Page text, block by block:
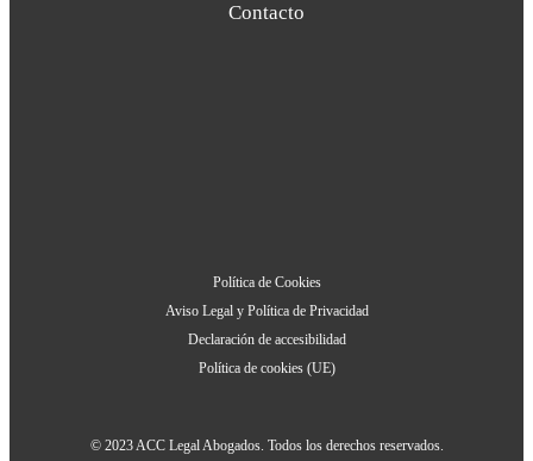
Contacto
Política de Cookies
Aviso Legal y Política de Privacidad
Declaración de accesibilidad
Política de cookies (UE)
© 2023 ACC Legal Abogados. Todos los derechos reservados.